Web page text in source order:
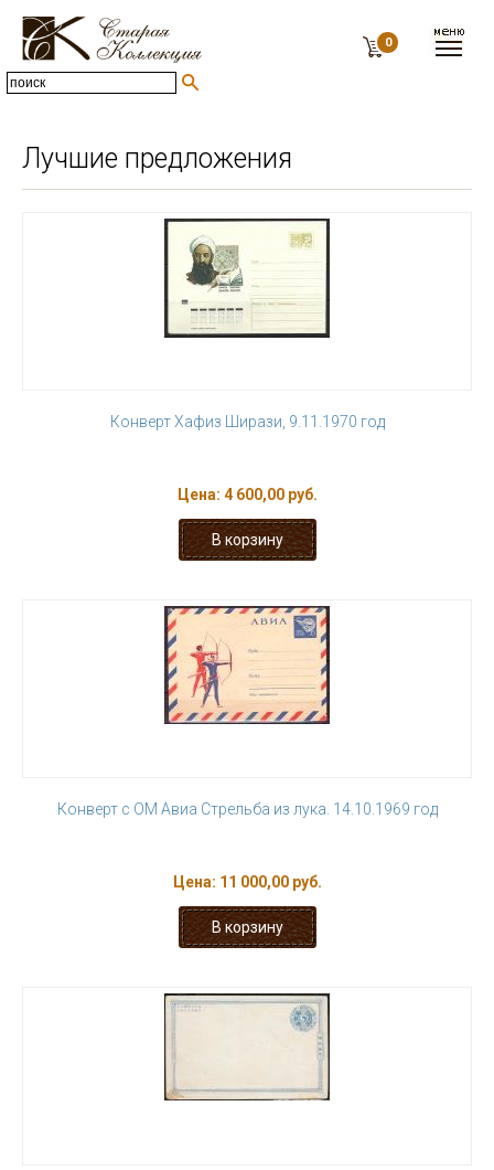
0
Лучшие предложения
Конверт Хафиз Ширази, 9.11.1970 год
Цена: 4 600,00 руб.
Конверт с ОМ Авиа Стрельба из лука. 14.10.1969 год
Цена: 11 000,00 руб.